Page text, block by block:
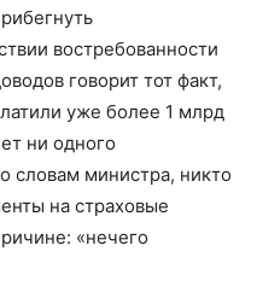
востребованности
говорит тот факт,
уже более 1 млрд
ни одного
словам министра, никто
на страховые
«нечего